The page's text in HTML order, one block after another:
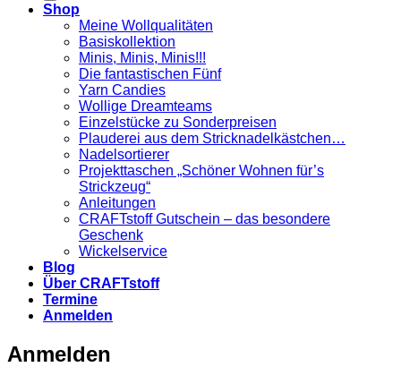
Shop
Meine Wollqualitäten
Basiskollektion
Minis, Minis, Minis!!!
Die fantastischen Fünf
Yarn Candies
Wollige Dreamteams
Einzelstücke zu Sonderpreisen
Plauderei aus dem Stricknadelkästchen…
Nadelsortierer
Projekttaschen „Schöner Wohnen für’s
Strickzeug“
Anleitungen
CRAFTstoff Gutschein – das besondere
Geschenk
Wickelservice
Blog
Über CRAFTstoff
Termine
Anmelden
Anmelden